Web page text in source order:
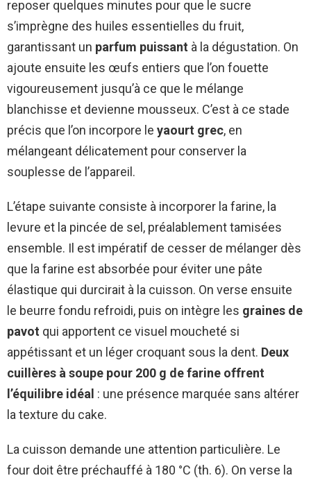
reposer quelques minutes pour que le sucre
s’imprègne des huiles essentielles du fruit,
garantissant un parfum puissant à la dégustation. On
ajoute ensuite les œufs entiers que l’on fouette
vigoureusement jusqu’à ce que le mélange
blanchisse et devienne mousseux. C’est à ce stade
précis que l’on incorpore le yaourt grec, en
mélangeant délicatement pour conserver la
souplesse de l’appareil.
L’étape suivante consiste à incorporer la farine, la
levure et la pincée de sel, préalablement tamisées
ensemble. Il est impératif de cesser de mélanger dès
que la farine est absorbée pour éviter une pâte
élastique qui durcirait à la cuisson. On verse ensuite
le beurre fondu refroidi, puis on intègre les graines de
pavot qui apportent ce visuel moucheté si
appétissant et un léger croquant sous la dent. Deux
cuillères à soupe pour 200 g de farine offrent
l’équilibre idéal : une présence marquée sans altérer
la texture du cake.
La cuisson demande une attention particulière. Le
four doit être préchauffé à 180 °C (th. 6). On verse la